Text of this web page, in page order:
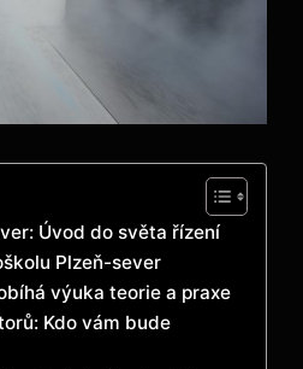
Úvod do světa řízení
Plzeň-sever
výuka teorie a praxe
Kdo vám bude